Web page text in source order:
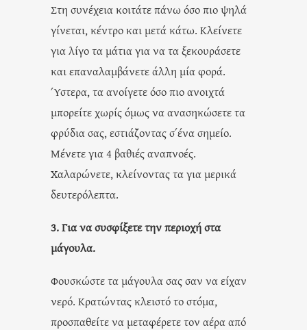
Στη συνέχεια κοιτάτε πάνω όσο πιο ψηλά
γίνεται, κέντρο και μετά κάτω. Κλείνετε
για λίγο τα μάτια για να τα ξεκουράσετε
και επαναλαμβάνετε άλλη μία φορά.
Ύστερα, τα ανοίγετε όσο πιο ανοιχτά
μπορείτε χωρίς όμως να ανασηκώσετε τα
φρύδια σας, εστιάζοντας σ΄ένα σημείο.
Μένετε για 4 βαθιές αναπνοές.
Χαλαρώνετε, κλείνοντας τα για μερικά
δευτερόλεπτα.
3. Για να συσφίξετε την περιοχή στα
μάγουλα.
Φουσκώστε τα μάγουλα σας σαν να είχαν
νερό. Κρατώντας κλειστό το στόμα,
προσπαθείτε να μεταφέρετε τον αέρα από